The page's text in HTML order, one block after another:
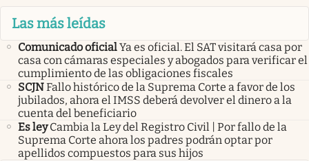
Las más leídas
Comunicado oficialYa es oficial. El SAT visitará casa por
casa con cámaras especiales y abogados para verificar el
cumplimiento de las obligaciones fiscales
SCJNFallo histórico de la Suprema Corte a favor de los
jubilados, ahora el IMSS deberá devolver el dinero a la
cuenta del beneficiario
Es ley Cambia la Ley del Registro Civil | Por fallo de la
Suprema Corte ahora los padres podrán optar por
apellidos compuestos para sus hijos